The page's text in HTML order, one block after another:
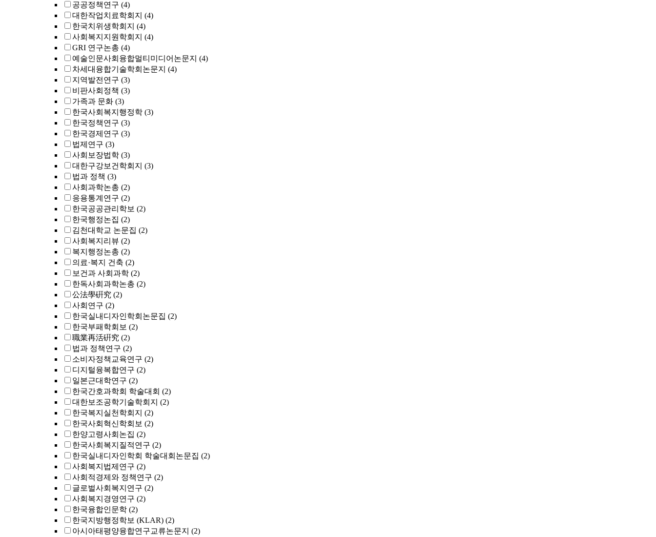
공공정책연구 (4)
대한작업치료학회지 (4)
한국치위생학회지 (4)
사회복지지원학회지 (4)
GRI 연구논총 (4)
예술인문사회융합멀티미디어논문지 (4)
차세대융합기술학회논문지 (4)
지역발전연구 (3)
비판사회정책 (3)
가족과 문화 (3)
한국사회복지행정학 (3)
한국정책연구 (3)
한국경제연구 (3)
법제연구 (3)
사회보장법학 (3)
대한구강보건학회지 (3)
법과 정책 (3)
사회과학논총 (2)
응용통계연구 (2)
한국공공관리학보 (2)
한국행정논집 (2)
김천대학교 논문집 (2)
사회복지리뷰 (2)
복지행정논총 (2)
의료·복지 건축 (2)
보건과 사회과학 (2)
한독사회과학논총 (2)
公法學硏究 (2)
사회연구 (2)
한국실내디자인학회논문집 (2)
한국부패학회보 (2)
職業再活硏究 (2)
법과 정책연구 (2)
소비자정책교육연구 (2)
디지털융복합연구 (2)
일본근대학연구 (2)
한국간호과학회 학술대회 (2)
대한보조공학기술학회지 (2)
한국복지실천학회지 (2)
한국사회혁신학회보 (2)
한양고령사회논집 (2)
한국사회복지질적연구 (2)
한국실내디자인학회 학술대회논문집 (2)
사회복지법제연구 (2)
사회적경제와 정책연구 (2)
글로벌사회복지연구 (2)
사회복지경영연구 (2)
한국융합인문학 (2)
한국지방행정학보 (KLAR) (2)
아시아태평양융합연구교류논문지 (2)